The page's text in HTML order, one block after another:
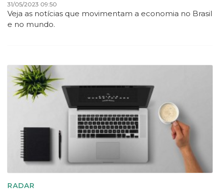
31/05/2023 09:50
Veja as notícias que movimentam a economia no Brasil
e no mundo.
RADAR